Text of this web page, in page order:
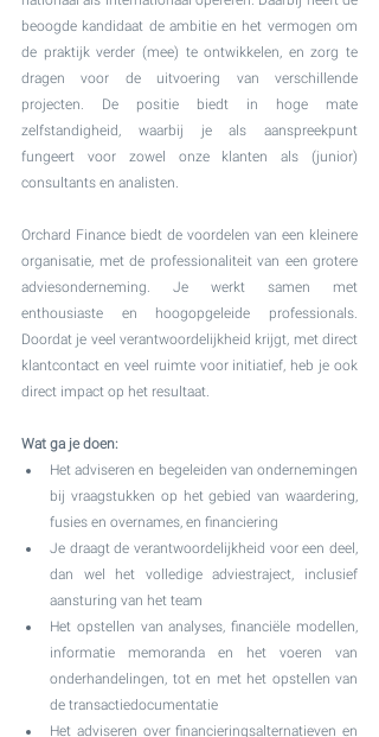
beoogde kandidaat de ambitie en het vermogen om
de praktijk verder (mee) te ontwikkelen, en zorg te
dragen voor de uitvoering van verschillende
projecten. De positie biedt in hoge mate
zelfstandigheid, waarbij je als aanspreekpunt
fungeert voor zowel onze klanten als (junior)
consultants en analisten.
Orchard Finance biedt de voordelen van een kleinere
organisatie, met de professionaliteit van een grotere
adviesonderneming. Je werkt samen met
enthousiaste en hoogopgeleide professionals.
Doordat je veel verantwoordelijkheid krijgt, met direct
klantcontact en veel ruimte voor initiatief, heb je ook
direct impact op het resultaat.
Wat ga je doen:
Het adviseren en begeleiden van ondernemingen
bij vraagstukken op het gebied van waardering,
fusies en overnames, en financiering
Je draagt de verantwoordelijkheid voor een deel,
dan wel het volledige adviestraject, inclusief
aansturing van het team
Het opstellen van analyses, financiële modellen,
informatie memoranda en het voeren van
onderhandelingen, tot en met het opstellen van
de transactiedocumentatie
Het adviseren over financieringsalternatieven en